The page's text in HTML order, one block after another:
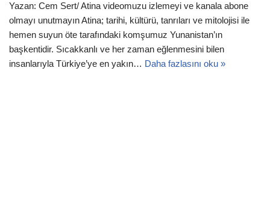
Yazan: Cem Sert/ Atina videomuzu izlemeyi ve kanala abone
olmayı unutmayın Atina; tarihi, kültürü, tanrıları ve mitolojisi ile
hemen suyun öte tarafındaki komşumuz Yunanistan’ın
başkentidir. Sıcakkanlı ve her zaman eğlenmesini bilen
insanlarıyla Türkiye’ye en yakın… Daha fazlasını oku »